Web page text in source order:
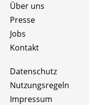
Über uns
Presse
Jobs
Kontakt
Datenschutz
Nutzungsregeln
Impressum